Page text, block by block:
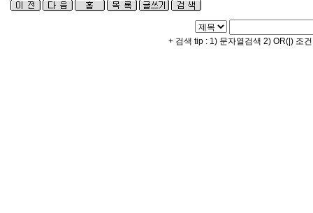
+ 검색 tip : 1) 문자열검색 2) OR(|) 조